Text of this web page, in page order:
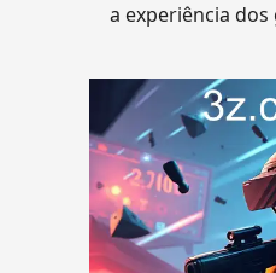
a experiência dos